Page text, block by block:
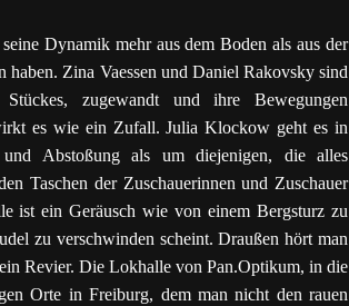
Dynamik mehr aus dem Boden als aus der
haben. Zina Vaessen und Daniel Rakovsky sind
zugewandt und ihre Bewegungen
es wie ein Zufall. Julia Klockow geht es in
Abstoßung als um diejenigen, die alles
Taschen der Zuschauerinnen und Zuschauer
ist ein Geräusch wie von einem Bergsturz zu
zu verschwinden scheint. Draußen hört man
Revier. Die Lokhalle von Pan.Optikum, in die
Orte in Freiburg, dem man nicht den rauen